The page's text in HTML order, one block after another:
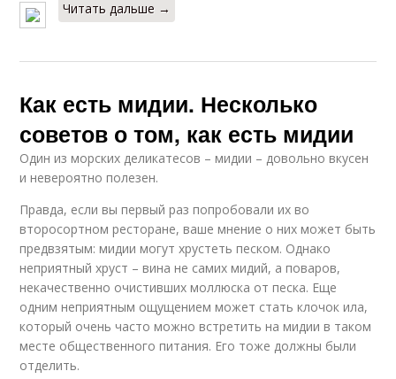
Читать дальше →
Как есть мидии. Несколько
советов о том, как есть мидии
Один из морских деликатесов – мидии – довольно вкусен
и невероятно полезен.
Правда, если вы первый раз попробовали их во
второсортном ресторане, ваше мнение о них может быть
предвзятым: мидии могут хрустеть песком. Однако
неприятный хруст – вина не самих мидий, а поваров,
некачественно очистивших моллюска от песка. Еще
одним неприятным ощущением может стать клочок ила,
который очень часто можно встретить на мидии в таком
месте общественного питания. Его тоже должны были
отделить.